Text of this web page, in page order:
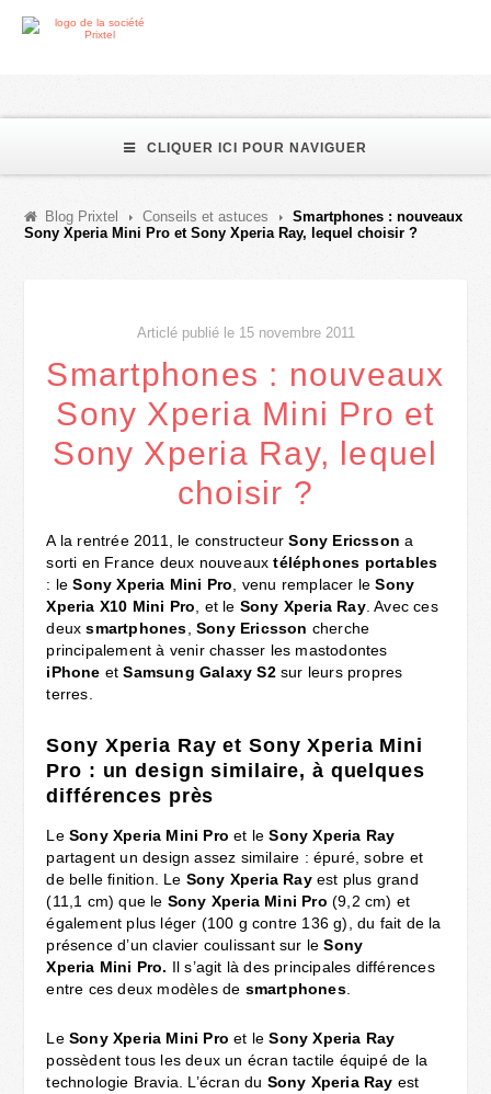
CLIQUER ICI POUR NAVIGUER
Blog Prixtel Conseils et astuces
Smartphones : nouveaux
Sony Xperia Mini Pro et Sony Xperia Ray, lequel choisir ?
Articlé publié le 15 novembre 2011
Smartphones : nouveaux
Sony Xperia Mini Pro et
Sony Xperia Ray, lequel
choisir ?
A la rentrée 2011, le constructeur Sony Ericssona
sorti en France deux nouveauxtéléphones portables
: leSony Xperia Mini Pro , venu remplacer leSony
Xperia X10 Mini Pro , et le Sony Xperia Ray. Avec ces
deuxsmartphones ,Sony Ericsson cherche
principalement à venir chasser les mastodontes
iPhone etSamsung Galaxy S2sur leurs propres
terres.
Sony Xperia Ray et Sony Xperia Mini
Pro : un design similaire, à quelques
différences près
LeSony Xperia Mini Pro et leSony Xperia Ray
partagent un design assez similaire : épuré, sobre et
de belle finition. Le Sony Xperia Rayest plus grand
(11,1 cm) que le Sony Xperia Mini Pro (9,2 cm) et
également plus léger (100 g contre 136 g), du fait de la
présence d’un clavier coulissant sur leSony
Xperia Mini Pro. Il s’agit là des principales différences
entre ces deux modèles de smartphones.
LeSony Xperia Mini Pro et leSony Xperia Ray
possèdent tous les deux un écran tactile équipé de la
technologie Bravia. L’écran du Sony Xperia Ray est